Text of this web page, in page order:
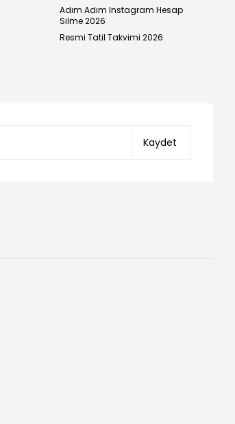
Adım Adım Instagram Hesap
Silme 2026
Resmi Tatil Takvimi 2026
Kaydet